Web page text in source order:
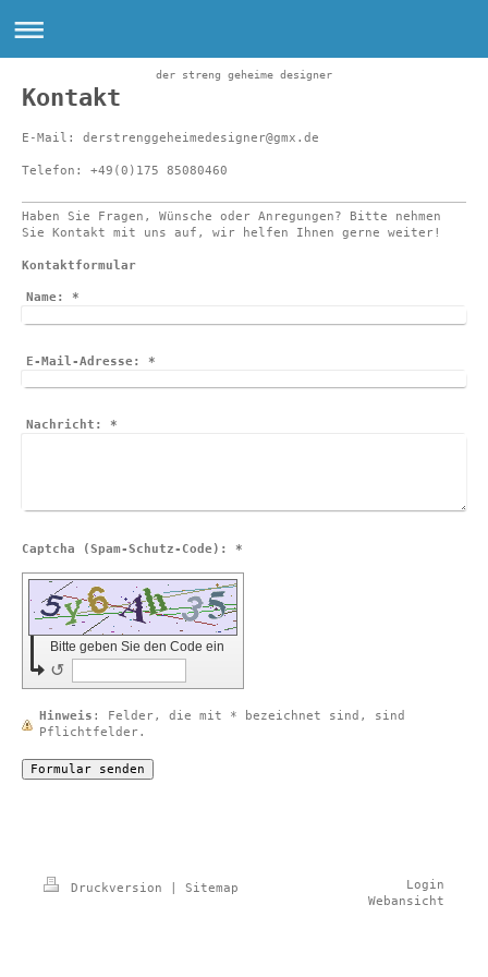
der streng geheime designer
Kontakt
E-Mail: derstrenggeheimedesigner@gmx.de
Telefon: +49(0)175 85080460
Haben Sie Fragen, Wünsche oder Anregungen? Bitte nehmen
Sie Kontakt mit uns auf, wir helfen Ihnen gerne weiter!
Kontaktformular
Name: *
E-Mail-Adresse: *
Nachricht: *
Captcha (Spam-Schutz-Code): *
Bitte geben Sie den Code ein
↺
Hinweis : Felder, die mit * bezeichnet sind, sind
Pflichtfelder.
Druckversion Sitemap
Login
Webansicht